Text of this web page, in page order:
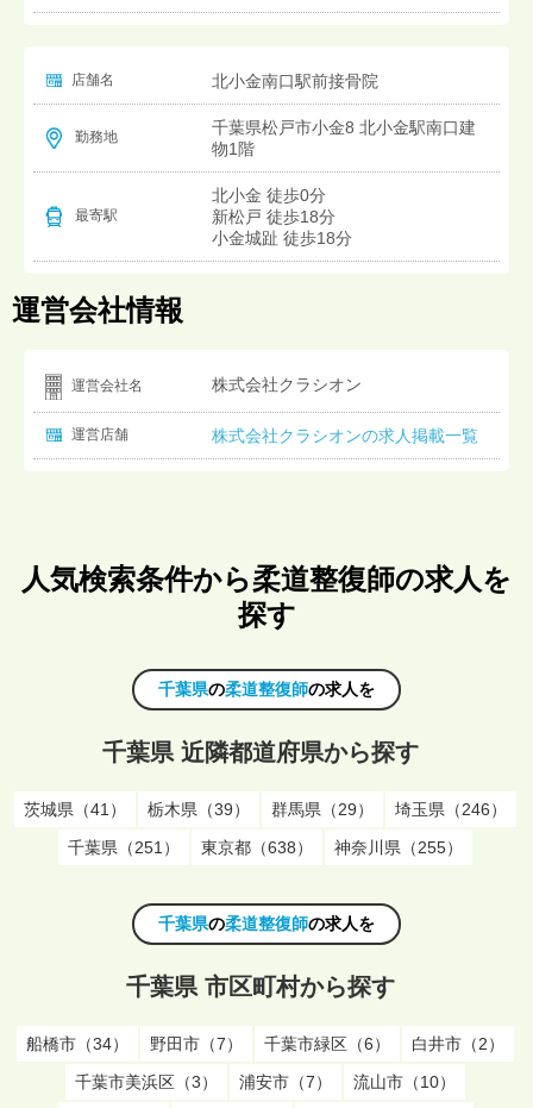
店舗名 北小金南口駅前接骨院
勤務地
千葉県松戸市小金8 北小金駅南口建
物1階
最寄駅
北小金 徒歩0分
新松戸 徒歩18分
小金城趾 徒歩18分
運営会社情報
運営会社名 株式会社クラシオン
運営店舗 株式会社クラシオンの求人掲載一覧
人気検索条件から柔道整復師の求人を
探す
千葉県の柔道整復師の求人を
千葉県 近隣都道府県から探す
茨城県（41） 栃木県（39） 群馬県（29）
埼玉県（246）
千葉県（251）
東京都（638） 神奈川県（255）
千葉県の柔道整復師の求人を
千葉県 市区町村から探す
船橋市（34） 野田市（7） 千葉市緑区（6）
白井市（2）
千葉市美浜区（3）
浦安市（7）
流山市（10）